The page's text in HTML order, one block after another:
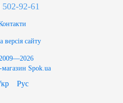
92-61
версія сайту
магазин Spok.ua
Рус